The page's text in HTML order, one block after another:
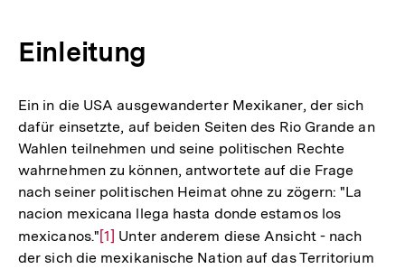
Einleitung
Ein in die USA ausgewanderter Mexikaner, der sich
dafür einsetzte, auf beiden Seiten des Rio Grande an
Wahlen teilnehmen und seine politischen Rechte
wahrnehmen zu können, antwortete auf die Frage
nach seiner politischen Heimat ohne zu zögern: "La
nacion mexicana llega hasta donde estamos los
mexicanos."Zur
Auflösung
[1] Unter anderem diese Ansicht - nach
der sich die mexikanische Nation auf das Territorium